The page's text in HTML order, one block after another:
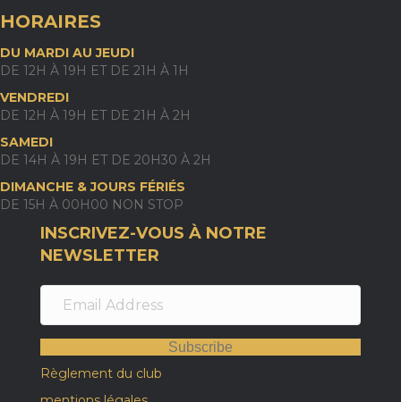
HORAIRES
DU MARDI AU JEUDI
DE 12H À 19H ET DE 21H À 1H
VENDREDI
DE 12H À 19H ET DE 21H À 2H
SAMEDI
DE 14H À 19H ET DE 20H30 À 2H
DIMANCHE & JOURS FÉRIÉS
DE 15H À 00H00 NON STOP
INSCRIVEZ-VOUS À NOTRE
NEWSLETTER
Subscribe
Règlement du club